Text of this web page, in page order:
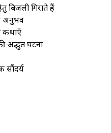
बिजली गिराते हैं
अनुभव
कथाएँ
अद्भुत घटना
सौंदर्य